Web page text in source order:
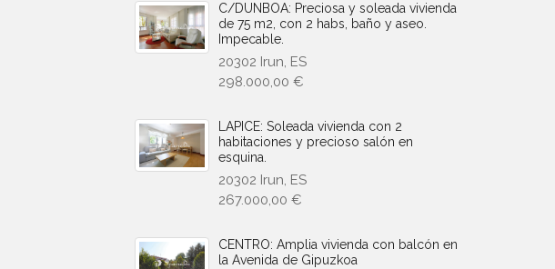
C/DUNBOA: Preciosa y soleada vivienda
de 75 m2, con 2 habs, baño y aseo.
Impecable.
20302 Irun, ES
298.000,00 €
LAPICE: Soleada vivienda con 2
habitaciones y precioso salón en
esquina.
20302 Irun, ES
267.000,00 €
CENTRO: Amplia vivienda con balcón en
la Avenida de Gipuzkoa